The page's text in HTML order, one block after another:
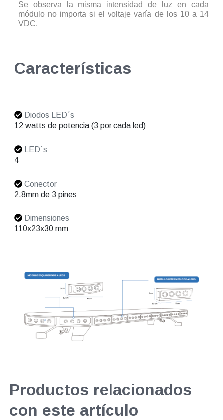
Se observa la misma intensidad de luz en cada
módulo no importa si el voltaje varía de los 10 a 14
VDC.
Características
Diodos LED´s
12 watts de potencia (3 por cada led)
LED´s
4
Conector
2.8mm de 3 pines
Dimensiones
110x23x30 mm
Productos relacionados
con este artículo